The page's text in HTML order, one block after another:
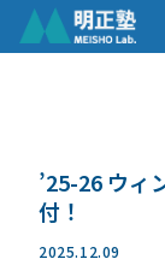
’25-26 ウ
付！
2025.12.09